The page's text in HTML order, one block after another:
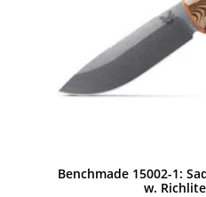
Benchmade 15002-1:
w.